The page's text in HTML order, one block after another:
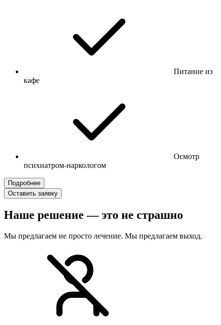
Питание из
кафе
Осмотр
психиатром-наркологом
Подробнее
Оставить заявку
Наше решение — это не страшно
Мы предлагаем не просто лечение. Мы предлагаем выход.